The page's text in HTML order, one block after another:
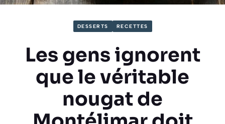
DESSERTS RECETTES
Les gens ignorent
que le véritable
nougat de